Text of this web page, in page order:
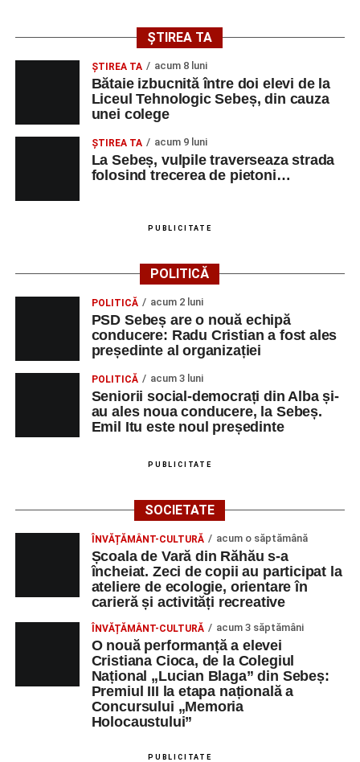
ȘTIREA TA
ŞTIREA TA acum 8 luni
Bătaie izbucnită între doi elevi de la
Liceul Tehnologic Sebeș, din cauza
unei colege
ŞTIREA TA acum 9 luni
La Sebeș, vulpile traverseaza strada
folosind trecerea de pietoni…
PUBLICITATE
POLITICĂ
POLITICĂ acum 2 luni
PSD Sebeș are o nouă echipă
conducere: Radu Cristian a fost ales
președinte al organizației
POLITICĂ acum 3 luni
Seniorii social-democrați din Alba și-
au ales noua conducere, la Sebeș.
Emil Itu este noul președinte
PUBLICITATE
SOCIETATE
ÎNVĂȚĂMÂNT-CULTURĂ acum o săptămână
Școala de Vară din Răhău s-a
încheiat. Zeci de copii au participat la
ateliere de ecologie, orientare în
carieră și activități recreative
ÎNVĂȚĂMÂNT-CULTURĂ acum 3 săptămâni
O nouă performanță a elevei
Cristiana Cioca, de la Colegiul
Național „Lucian Blaga” din Sebeș:
Premiul III la etapa națională a
Concursului „Memoria
Holocaustului”
PUBLICITATE